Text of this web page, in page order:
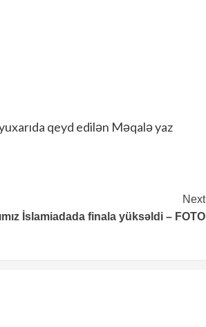
qeyd edilən Məqalə yaz
Next
İslamiadada finala yüksəldi – FOTO